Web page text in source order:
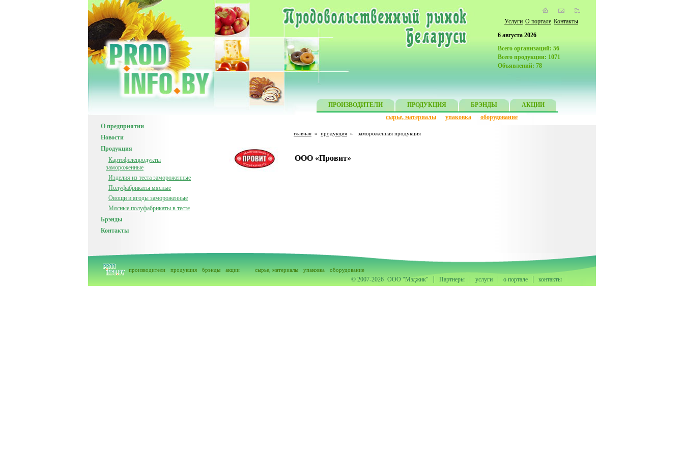
6 августа 2026
Всего организаций: 56
Всего продукции: 1071
Объявлений: 78
ПРОИЗВОДИТЕЛИ ПРОДУКЦИЯ БРЭНДЫ
АКЦИИ
сырье, материалы
упаковка оборудование
Услуги О портале Контакты
О предприятии
Новости
Продукция
Картофелепродукты
замороженные
Изделия из теста замороженные
Полуфабрикаты мясные
Овощи и ягоды замороженные
Мясные полуфабрикаты в тесте
Брэнды
Контакты
главная » продукция » замороженная продукция
ООО «Провит»
производители продукция брэнды акции сырье, материалы упаковка оборудование
© 2007-2026 ООО "Мэджик" Партнеры услуги о портале контакты